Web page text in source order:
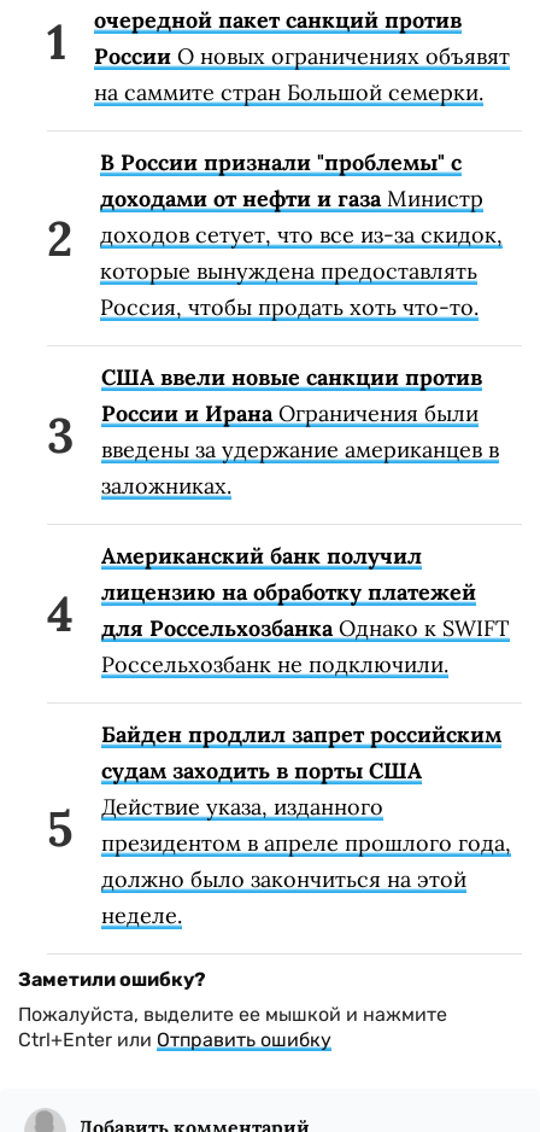
очередной пакет санкций против
России О новых ограничениях объявят
на саммите стран Большой семерки.
В России признали "проблемы" с
доходами от нефти и газаМинистр
доходов сетует, что все из-за скидок,
которые вынуждена предоставлять
Россия, чтобы продать хоть что-то.
США ввели новые санкции против
России и ИранаОграничения были
введены за удержание американцев в
заложниках.
Американский банк получил
лицензию на обработку платежей
для РоссельхозбанкаОднако к SWIFT
Россельхозбанк не подключили.
Байден продлил запрет российским
судам заходить в порты США
Действие указа, изданного
президентом в апреле прошлого года,
должно было закончиться на этой
неделе.
Заметили ошибку?
Пожалуйста, выделите ее мышкой и нажмите
Ctrl+Enter или Отправить ошибку